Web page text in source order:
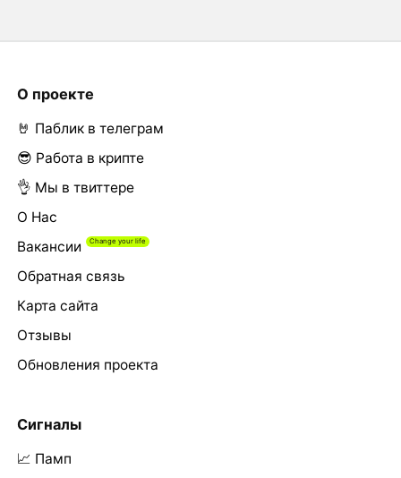
О проекте
🤘 Паблик в телеграм
😎 Работа в крипте
👌 Мы в твиттере
О Нас
Вакансии
Обратная связь
Карта сайта
Отзывы
Обновления проекта
Сигналы
📈 Памп